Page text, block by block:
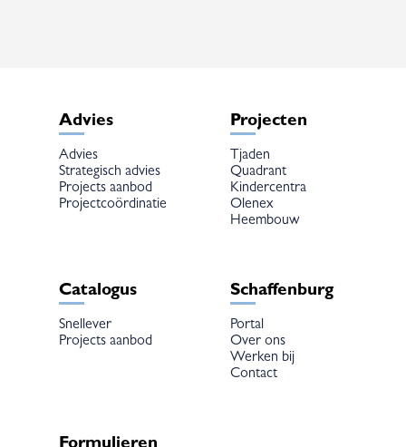
Advies
Advies
Strategisch advies
Projects aanbod
Projectcoördinatie
Projecten
Tjaden
Quadrant
Kindercentra
Olenex
Heembouw
Catalogus
Snellever
Projects aanbod
Schaffenburg
Portal
Over ons
Werken bij
Contact